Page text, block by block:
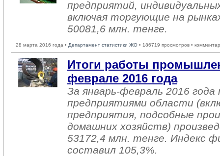
предприятий,
включая торгующие на
50081,6 млн. тенге.
28 марта 2016 года • Департамент статистики ЖО • 186719 просмотров •
Итоги работы
феврале 2016 года
За январь-февраль 2016
предприятиями области
предприятия, подсобные
домашних хозяйств)
53172,4 млн. тенге. Индекс
составил 105,3%.